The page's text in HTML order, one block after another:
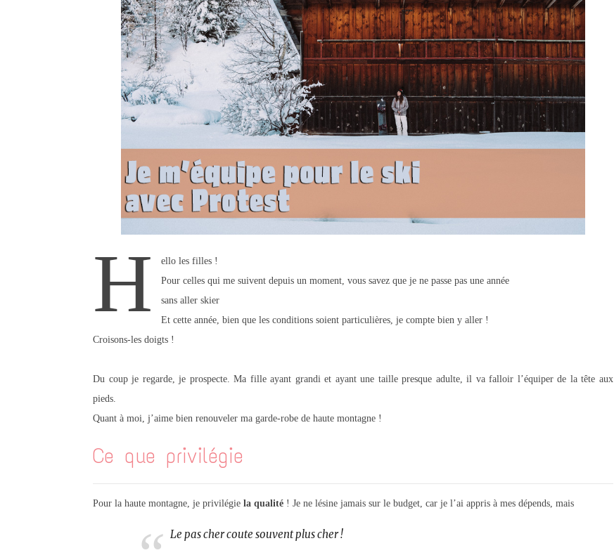
H
ello les filles !
Pour celles qui me suivent depuis un moment, vous savez que je ne passe pas une année
sans aller skier
Et cette année, bien que les conditions soient particulières, je compte bien y aller !
Croisons-les doigts !
Du coup je regarde, je prospecte. Ma fille ayant grandi et ayant une taille presque adulte, il va falloir l’équiper de la tête aux
pieds.
Quant à moi, j’aime bien renouveler ma garde-robe de haute montagne !
Ce que privilégie
Pour la haute montagne, je privilégie la qualité ! Je ne lésine jamais sur le budget, car je l’ai appris à mes dépends, mais
Le pas cher coute souvent plus cher !